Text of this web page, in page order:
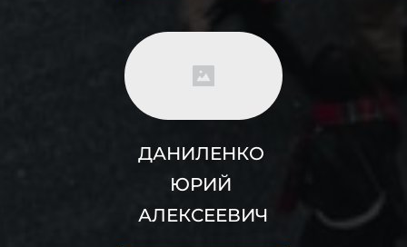
ДАНИЛЕНКО
ЮРИЙ
АЛЕКСЕЕВИЧ